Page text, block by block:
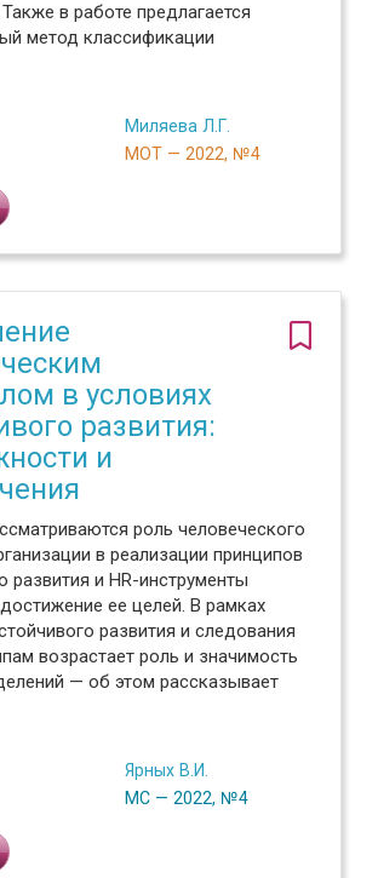
в работе предлагается
метод классификации
Миляева Л.Г.
МОТ — 2022, №4
в условиях
развития:
и
роль человеческого
в реализации принципов
развития и HR-инструменты
ее целей. В рамках
развития и следования
возрастает роль и значимость
— об этом рассказывает
Ярных В.И.
МС — 2022, №4